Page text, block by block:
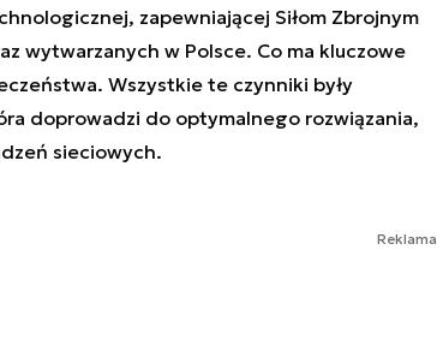
zapewniającej Siłom Zbrojnym
wytwarzanych w Polsce. Co ma kluczowe
Wszystkie te czynniki były
doprowadzi do optymalnego rozwiązania,
sieciowych.
Reklama